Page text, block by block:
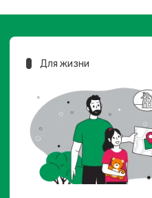
Для жизни